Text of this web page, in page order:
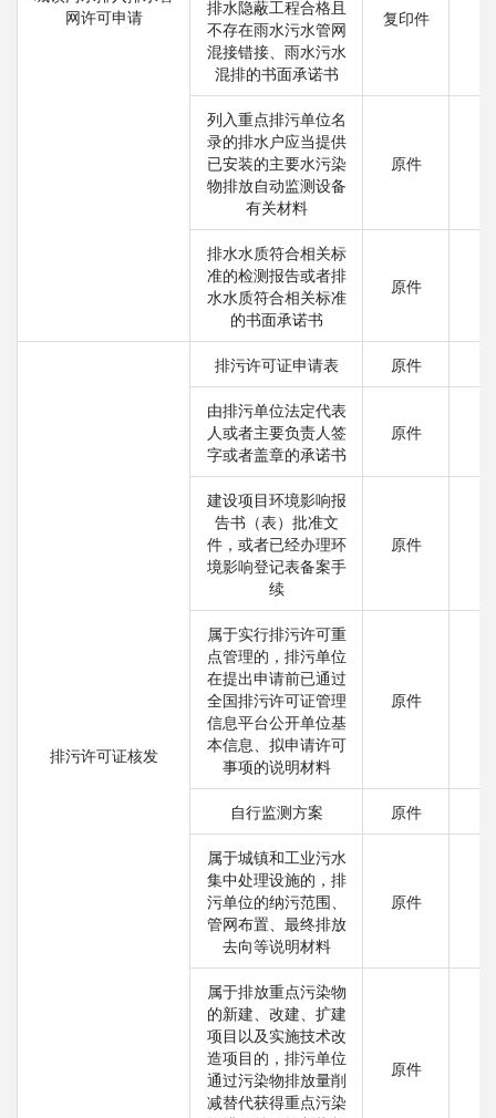
网许可申请
排水隐蔽工程合格且
不存在雨水污水管网
混接错接、雨水污水
混排的书面承诺书
复印件
列入重点排污单位名
录的排水户应当提供
已安装的主要水污染
物排放自动监测设备
有关材料
原件
排水水质符合相关标
准的检测报告或者排
水水质符合相关标准
的书面承诺书
原件
排污许可证核发
排污许可证申请表 原件
由排污单位法定代表
人或者主要负责人签
字或者盖章的承诺书
原件
建设项目环境影响报
告书（表）批准文
件，或者已经办理环
境影响登记表备案手
续
原件
属于实行排污许可重
点管理的，排污单位
在提出申请前已通过
全国排污许可证管理
信息平台公开单位基
本信息、拟申请许可
事项的说明材料
原件
自行监测方案 原件
属于城镇和工业污水
集中处理设施的，排
污单位的纳污范围、
管网布置、最终排放
去向等说明材料
原件
属于排放重点污染物
的新建、改建、扩建
项目以及实施技术改
造项目的，排污单位
通过污染物排放量削
减替代获得重点污染
原件